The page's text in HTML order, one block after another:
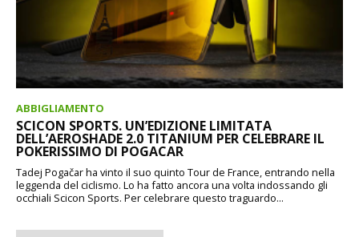
ABBIGLIAMENTO
SCICON SPORTS. UN’EDIZIONE LIMITATA
DELL’AEROSHADE 2.0 TITANIUM PER CELEBRARE IL
POKERISSIMO DI POGACAR
Tadej Pogačar ha vinto il suo quinto Tour de France, entrando nella
leggenda del ciclismo. Lo ha fatto ancora una volta indossando gli
occhiali Scicon Sports. Per celebrare questo traguardo...